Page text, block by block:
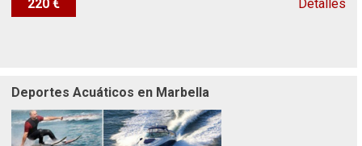
220 €
Detalles
Deportes Acuáticos en Marbella